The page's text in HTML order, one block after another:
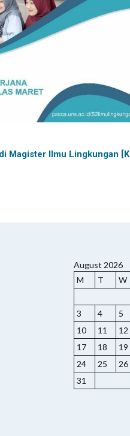
Magister Ilmu Lingkungan
August 2026
M
T W
3
4 5
10
11 12
17
18 19
24
25 26
31